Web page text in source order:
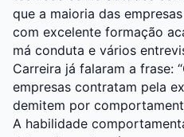
que a maioria das
com excelente formação
má conduta e vários
Carreira já falaram a frase:
empresas contratam pela
demitem por
A habilidade